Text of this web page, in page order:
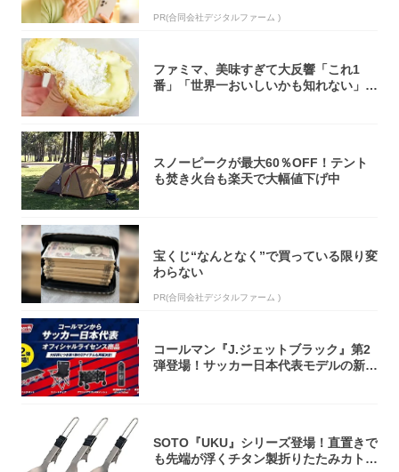
PR(合同会社デジタルファーム )
ファミマ、美味すぎて大反響「これ1
番」「世界一おいしいかも知れない」
スノーピークが最大60％OFF！テント
も焚き火台も楽天で大幅値下げ中
宝くじ“なんとなく”で買っている限り変
わらない
PR(合同会社デジタルファーム )
コールマン『J.ジェットブラック』第2
弾登場！サッカー日本代表モデルの新作
SOTO『UKU』シリーズ登場！直置きで
も先端が浮くチタン製折りたたみカトラ